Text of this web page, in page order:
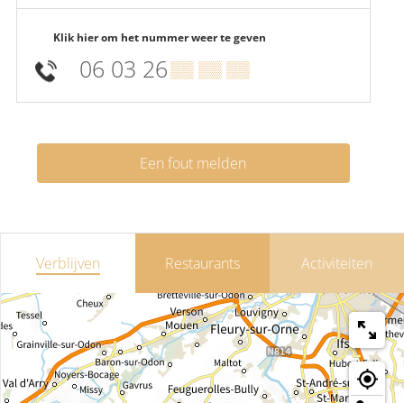
Klik hier om het nummer weer te geven
06 03 26▒▒ ▒▒ ▒▒
Een fout melden
Verblijven Restaurants Activiteiten